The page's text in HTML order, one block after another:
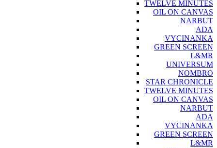
TWELVE MINUTES
OIL ON CANVAS
NARBUT
ADA
VYCINANKA
GREEN SCREEN
L&MR
UNIVERSUM
NOMBRO
STAR CHRONICLE
TWELVE MINUTES
OIL ON CANVAS
NARBUT
ADA
VYCINANKA
GREEN SCREEN
L&MR